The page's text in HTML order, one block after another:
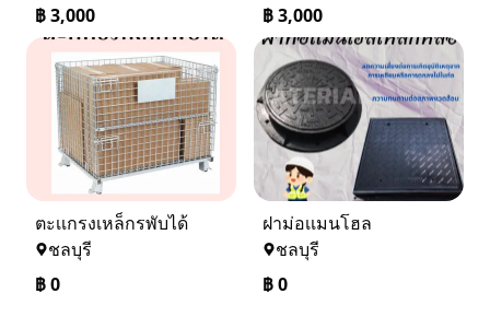
฿3,000
฿3,000
ตะเเกรงเหล็กรพับได้
ชลบุรี
฿0
ฝาม่อเเมนโฮล
ชลบุรี
฿0